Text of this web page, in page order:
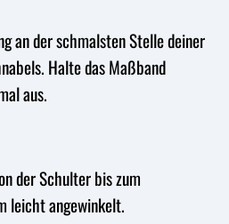
an der schmalsten Stelle deiner
Halte das Maßband
aus.
der Schulter bis zum
leicht angewinkelt.